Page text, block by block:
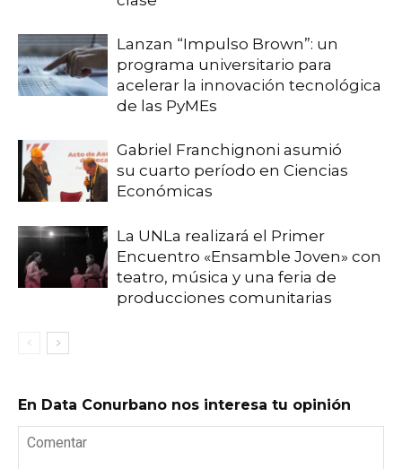
Lanzan “Impulso Brown”: un
programa universitario para
acelerar la innovación tecnológica
de las PyMEs
Gabriel Franchignoni asumió
su cuarto período en Ciencias
Económicas
La UNLa realizará el Primer
Encuentro «Ensamble Joven» con
teatro, música y una feria de
producciones comunitarias
En Data Conurbano nos interesa tu opinión